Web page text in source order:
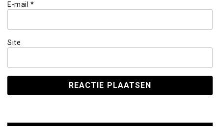
E-mail *
Site